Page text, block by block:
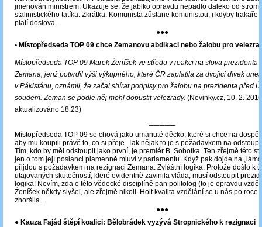
jmenován ministrem. Ukazuje se, že jablko opravdu nepadlo daleko od
stalinistického tatíka. Zkrátka: Komunista zůstane komunistou, i kdyby trakaře
platí doslova.
●●●
• Místopředseda TOP 09 chce Zemanovu abdikaci nebo žalobu pro
Místopředseda TOP 09 Marek Ženíšek ve středu v reakci na slova prezidenta
Zemana, jenž potvrdil výši výkupného, které ČR zaplatila za dvojici dívek
v Pákistánu, oznámil, že začal sbírat podpisy pro žalobu na prezidenta před
soudem. Zeman se podle něj mohl dopustit velezrady. (Novinky.cz, 10. 2.
aktualizováno 18:23)
─────
Místopředseda TOP 09 se chová jako umanuté děcko, které si chce na
aby mu koupili právě to, co si přeje. Tak nějak to je s požadavkem na
Tím, kdo by měl odstoupit jako první, je premiér B. Sobotka. Ten zřejmě této
jen o tom její poslanci plamenně mluví v parlamentu. Když pak dojde na
přijdou s požadavkem na rezignaci Zemana. Zvláštní logika. Protože došlo k
utajovaných skutečností, které evidentně zavinila vláda, musí odstoupit
logika! Nevím, zda o této vědecké disciplíně pan politolog (to je opravdu
Ženíšek někdy slyšel, ale zřejmě nikoli. Holt kvalita vzdělání se u nás po roce
zhoršila…
●●●
● Kauza Fajád štěpí koalici: Bělobrádek vyzývá Stropnického k rezignaci